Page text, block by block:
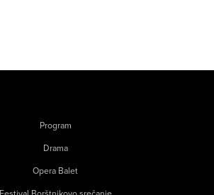
Program
Drama
Opera Balet